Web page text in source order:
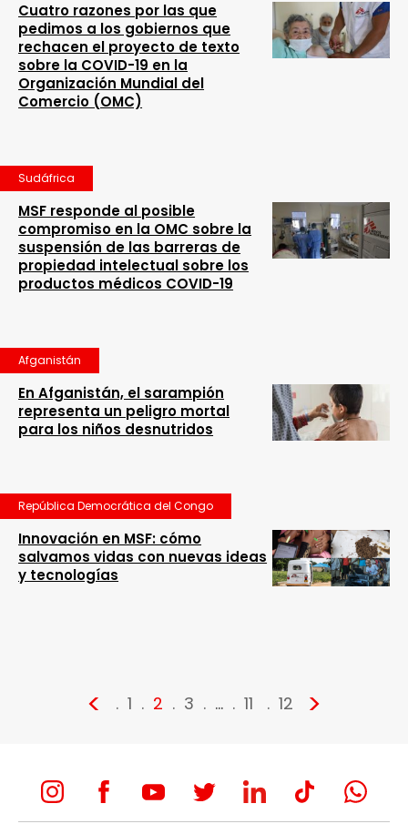
Cuatro razones por las que
pedimos a los gobiernos que
rechacen el proyecto de texto
sobre la COVID-19 en la
Organización Mundial del
Comercio (OMC)
Sudáfrica
MSF responde al posible
compromiso en la OMC sobre la
suspensión de las barreras de
propiedad intelectual sobre los
productos médicos COVID-19
Afganistán
En Afganistán, el sarampión
representa un peligro mortal
para los niños desnutridos
República Democrática del Congo
Innovación en MSF: cómo
salvamos vidas con nuevas ideas
y tecnologías
< 1 2 3 … 11 12 >